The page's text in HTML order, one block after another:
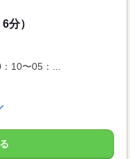
分）
10〜05：...